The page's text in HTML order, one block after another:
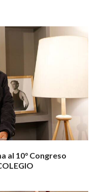
al 10° Congreso